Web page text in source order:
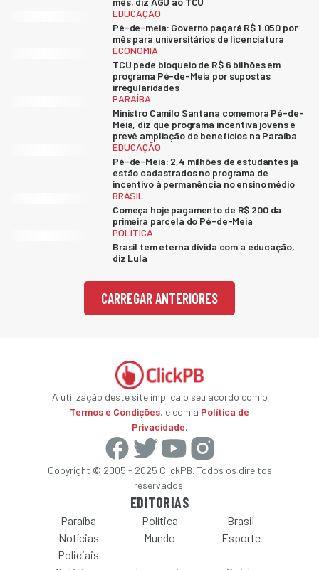
EDUCAÇÃO
Pé-de-meia: Governo pagará R$ 1.050 por
mês para universitários de licenciatura
ECONOMIA
TCU pede bloqueio de R$ 6 bilhões em
programa Pé-de-Meia por supostas
irregularidades
PARAÍBA
Ministro Camilo Santana comemora Pé-de-
Meia, diz que programa incentiva jovens e
prevê ampliação de benefícios na Paraíba
EDUCAÇÃO
Pé-de-Meia: 2,4 milhões de estudantes já
estão cadastrados no programa de
incentivo à permanência no ensino médio
BRASIL
Começa hoje pagamento de R$ 200 da
primeira parcela do Pé-de-Meia
POLÍTICA
Brasil tem eterna dívida com a educação,
diz Lula
CARREGAR ANTERIORES
A utilização deste site implica o seu acordo com o
Termos e Condições, e com a Política de
Privacidade.
Copyright © 2005 - 2025 ClickPB. Todos os direitos
reservados.
EDITORIAS
Paraíba Política
Brasil
Notícias
Policiais
Mundo Esporte